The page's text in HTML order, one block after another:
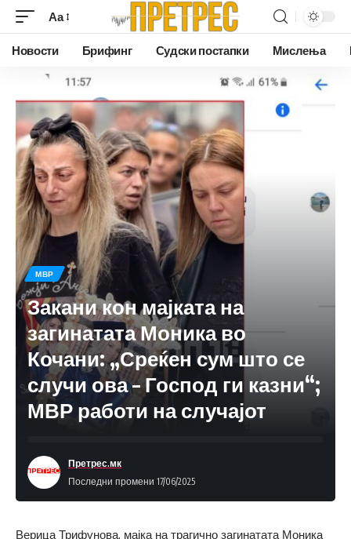
Аа
Новости Брифинг Судски постапки Мислења
МВР
Закани кон мајката на
загинатата Моника во
Кочани: „Среќен сум што се
случи ова – Господ ги казни“;
МВР работи на случајот
Последни промени 17/06/2025
Претрес.мк
Верица Трифунова, мајка на трагично загинатата Моника